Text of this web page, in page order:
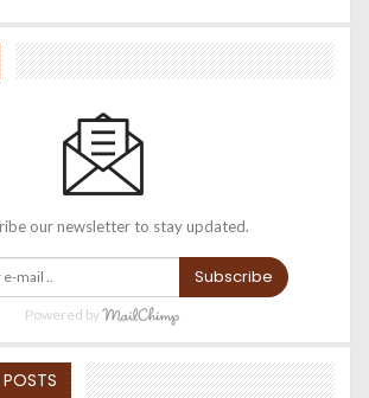
our newsletter to stay updated.
Subscribe
Powered by